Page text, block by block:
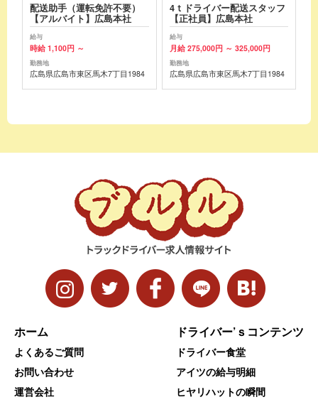
配送助手（運転免許不要）
【アルバイト】広島本社
給与
時給 1,100円 ～
勤務地
広島県広島市東区馬木7丁目1984
4ｔドライバー配送スタッフ
【正社員】広島本社
給与
月給 275,000円 ～ 325,000円
勤務地
広島県広島市東区馬木7丁目1984
ホーム
よくあるご質問
お問い合わせ
運営会社
ドライバー’ｓコンテンツ
ドライバー食堂
アイツの給与明細
ヒヤリハットの瞬間